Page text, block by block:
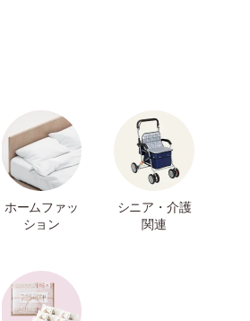
ホームファッ
ション
シニア・介護
関連